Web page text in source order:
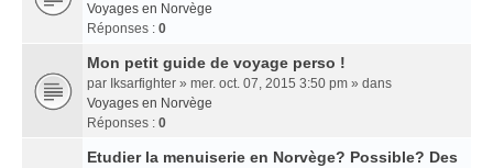
Voyages en Norvège
Réponses : 0
Mon petit guide de voyage perso !
par Iksarfighter » mer. oct. 07, 2015 3:50 pm » dans
Voyages en Norvège
Réponses : 0
Etudier la menuiserie en Norvège? Possible? Des